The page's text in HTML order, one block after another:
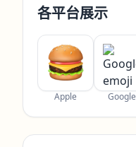
各平台展示
Apple Google